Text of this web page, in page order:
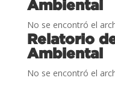
Ambiental
No se encontró el
Relatorio
Ambiental
No se encontró el